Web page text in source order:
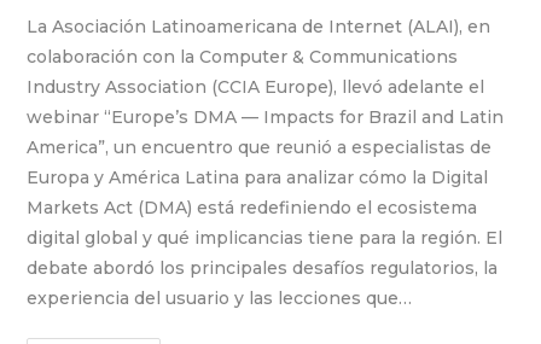
La Asociación Latinoamericana de Internet (ALAI), en
colaboración con la Computer & Communications
Industry Association (CCIA Europe), llevó adelante el
webinar “Europe’s DMA — Impacts for Brazil and Latin
America”, un encuentro que reunió a especialistas de
Europa y América Latina para analizar cómo la Digital
Markets Act (DMA) está redefiniendo el ecosistema
digital global y qué implicancias tiene para la región. El
debate abordó los principales desafíos regulatorios, la
experiencia del usuario y las lecciones que…